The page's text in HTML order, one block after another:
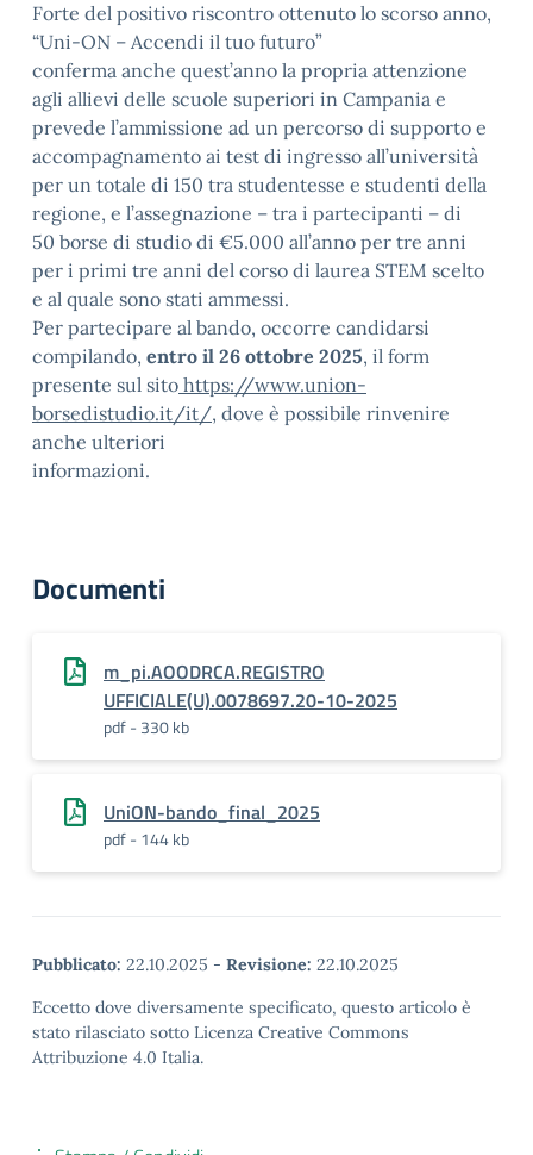
Forte del positivo riscontro ottenuto lo scorso anno,
“Uni-ON – Accendi il tuo futuro”
conferma anche quest’anno la propria attenzione
agli allievi delle scuole superiori in Campania e
prevede l’ammissione ad un percorso di supporto e
accompagnamento ai test di ingresso all’università
per un totale di 150 tra studentesse e studenti della
regione, e l’assegnazione – tra i partecipanti – di
50 borse di studio di €5.000 all’anno per tre anni
per i primi tre anni del corso di laurea STEM scelto
e al quale sono stati ammessi.
Per partecipare al bando, occorre candidarsi
compilando, entro il 26 ottobre 2025, il form
presente sul sito https://www.union-
borsedistudio.it/it/, dove è possibile rinvenire
anche ulteriori
informazioni.
Documenti
m_pi.AOODRCA.REGISTRO
UFFICIALE(U).0078697.20-10-2025
pdf - 330 kb
UniON-bando_final_2025
pdf - 144 kb
Pubblicato: 22.10.2025 - Revisione: 22.10.2025
Eccetto dove diversamente specificato, questo articolo è
stato rilasciato sotto Licenza Creative Commons
Attribuzione 4.0 Italia.